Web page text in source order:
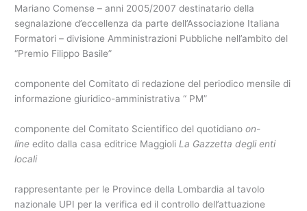
Mariano Comense – anni 2005/2007 destinatario della
segnalazione d’eccellenza da parte dell’Associazione Italiana
Formatori – divisione Amministrazioni Pubbliche nell’ambito del
“Premio Filippo Basile”
componente del Comitato di redazione del periodico mensile di
informazione giuridico-amministrativa “ PM”
componente del Comitato Scientifico del quotidianoon-
line edito dalla casa editrice Maggioli La Gazzetta degli enti
locali
rappresentante per le Province della Lombardia al tavolo
nazionale UPI per la verifica ed il controllo dell’attuazione